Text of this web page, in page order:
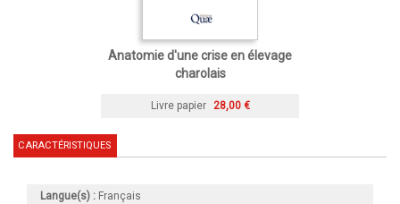
Anatomie d'une crise en élevage
charolais
Livre papier 28,00 €
CARACTÉRISTIQUES
Langue(s) : Français